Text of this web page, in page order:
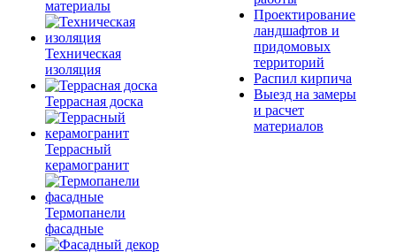
материалы
Техническая
изоляция
Террасная доска
Террасный
керамогранит
Термопанели
фасадные
Проектирование
ландшафтов и
придомовых
территорий
Распил кирпича
Выезд на замеры
и расчет
материалов